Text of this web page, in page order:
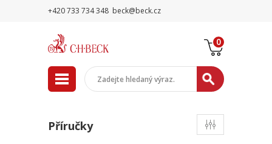
+420 733 734 348 beck@beck.cz
0
Příručky